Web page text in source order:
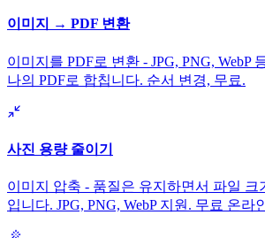
이미지 → PDF 변환
이미지를 PDF로 변환 - JPG, PNG, WebP
나의 PDF로 합칩니다. 순서 변경, 무료.
사진 용량 줄이기
이미지 압축 - 품질은 유지하면서 파일 크
입니다. JPG, PNG, WebP 지원. 무료 온라